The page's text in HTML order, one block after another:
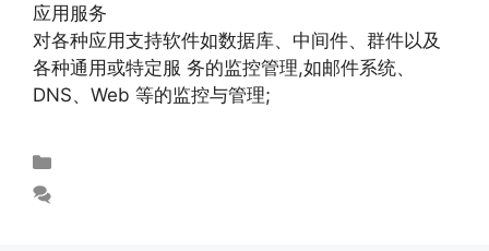
应用服务
对各种应用支持软件如数据库、中间件、群件以及
各种通用或特定服 务的监控管理,如邮件系统、
DNS、Web 等的监控与管理;